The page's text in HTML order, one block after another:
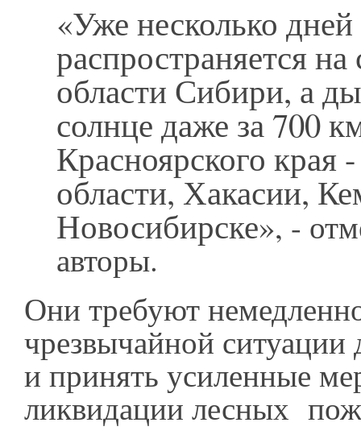
«Уже несколько дней
распространяется на
области Сибири, а
солнце даже за 700
Красноярского края
области, Хакасии,
Новосибирске», -
авторы.
Они требуют
чрезвычайной
и принять усиленные
ликвидации лесных